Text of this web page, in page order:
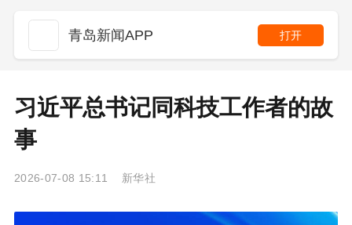
青岛新闻APP 打开
习近平总书记同科技工作者的故
事
2026-07-08 15:11 新华社